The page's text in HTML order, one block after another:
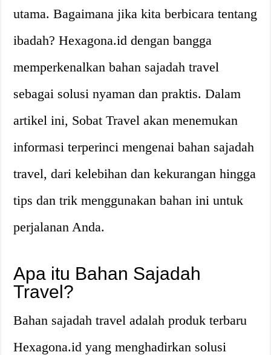
utama. Bagaimana jika kita berbicara tentang
ibadah? Hexagona.id dengan bangga
memperkenalkan bahan sajadah travel
sebagai solusi nyaman dan praktis. Dalam
artikel ini, Sobat Travel akan menemukan
informasi terperinci mengenai bahan sajadah
travel, dari kelebihan dan kekurangan hingga
tips dan trik menggunakan bahan ini untuk
perjalanan Anda.
Apa itu Bahan Sajadah
Travel?
Bahan sajadah travel adalah produk terbaru
Hexagona.id yang menghadirkan solusi